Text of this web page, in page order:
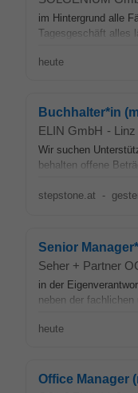
im Hintergrund alle
Tagesgeschäft alles
heute
Buchhalter*in
ELIN GmbH - Linz
Wir suchen
behalten offene
stepstone.at -
Senior
Seher + Partner
in der
neben der
heute
Office Manager